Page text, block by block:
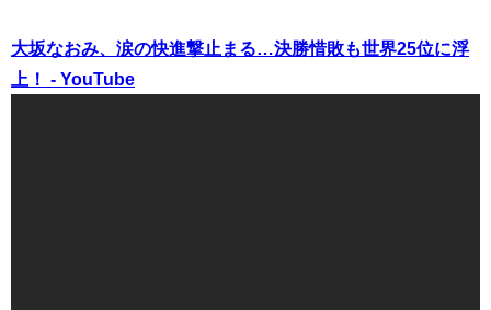
大坂なおみ、涙の快進撃止まる…決勝惜敗も世界25位に浮
上！ - YouTube